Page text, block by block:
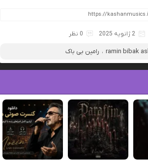
2 ژانویه 2025 0 نظر
ramin bibak ، رامین بی باک